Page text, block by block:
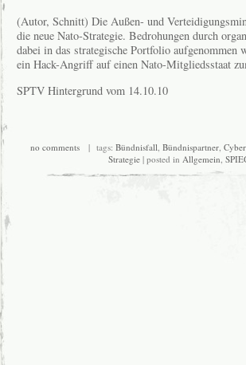
(Autor, Schnitt) Die Außen- und
die neue Nato-Strategie. Bedrohungen durch
dabei in das strategische Portfolio
ein Hack-Angriff auf einen Nato-Mitgliedsstaat
SPTV Hintergrund vom 14.10.10
no comments | tags: Bündnisfall Bündnispartner
Strategie | posted in Allgemein